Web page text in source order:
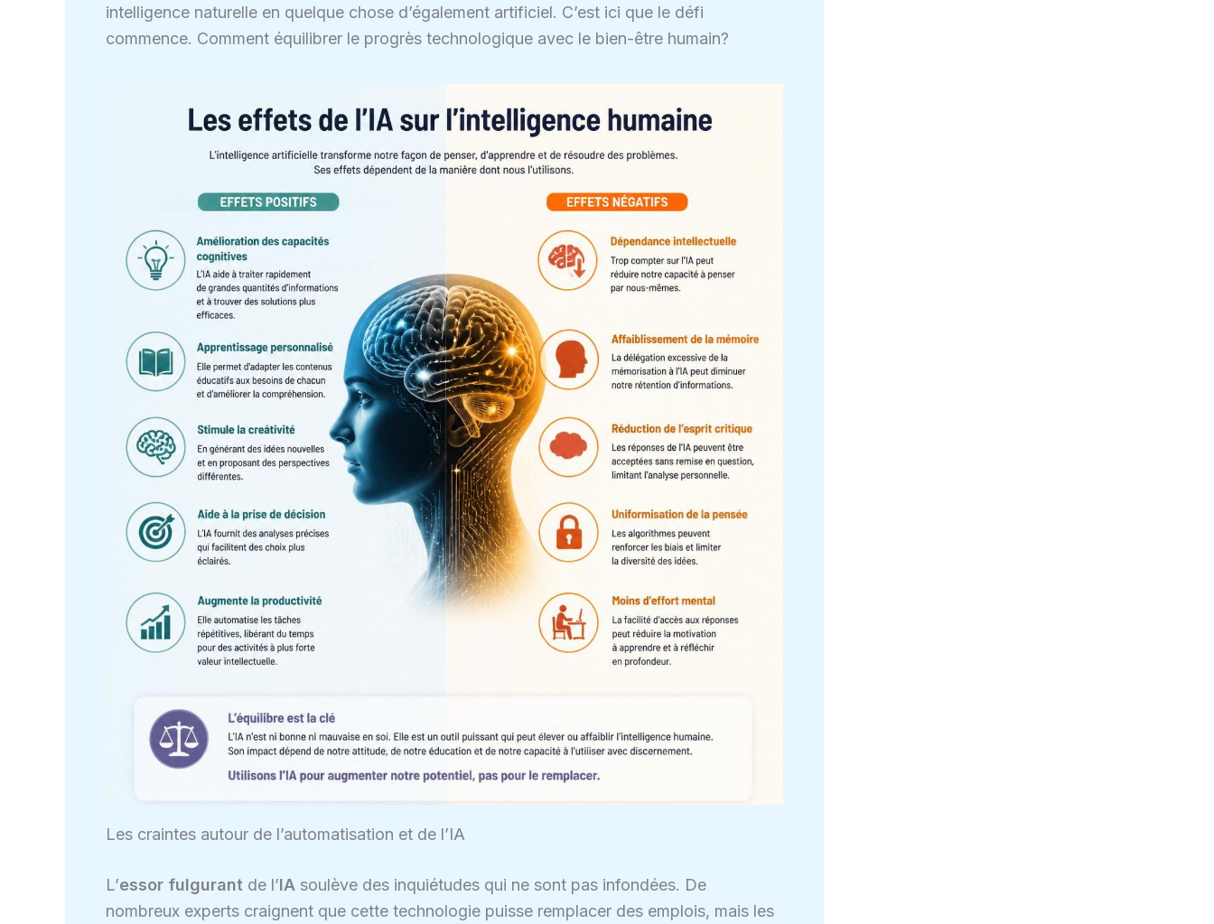
intelligence naturelle en quelque chose d’également artificiel. C’est ici que le défi
commence. Comment équilibrer le progrès technologique avec le bien-être humain?
Les craintes autour de l’automatisation et de l’IA
L’essor fulgurant de l’IA soulève des inquiétudes qui ne sont pas infondées. De
nombreux experts craignent que cette technologie puisse remplacer des emplois, mais les